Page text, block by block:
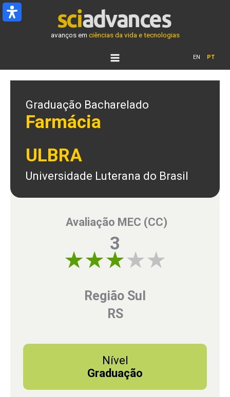
Ir
para
avanços em ciências da vida e tecnologias
EN PT
Graduação Bacharelado
Farmácia
ULBRA
Universidade Luterana do Brasil
Avaliação MEC (CC)
3
Região Sul
RS
Nível
Graduação